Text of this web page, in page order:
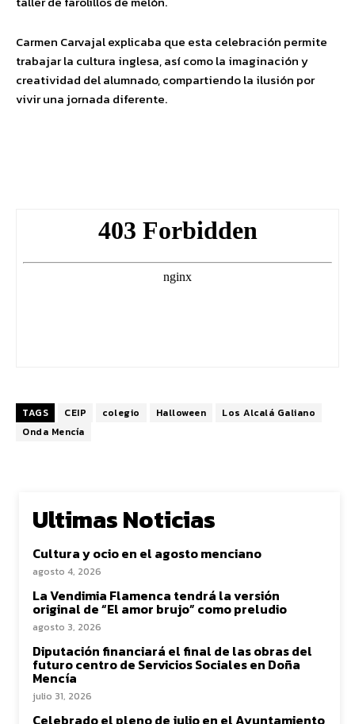
Carmen Carvajal explicaba que esta celebración permite
trabajar la cultura inglesa, así como la imaginación y
creatividad del alumnado, compartiendo la ilusión por
vivir una jornada diferente.
TAGS CEIP colegio Halloween
Los Alcalá Galiano
Onda Mencía
Ultimas Noticias
Cultura y ocio en el agosto menciano
agosto 4, 2026
La Vendimia Flamenca tendrá la versión
original de “El amor brujo” como preludio
agosto 3, 2026
Diputación financiará el final de las obras del
futuro centro de Servicios Sociales en Doña
Mencía
julio 31, 2026
Celebrado el pleno de julio en el Ayuntamiento